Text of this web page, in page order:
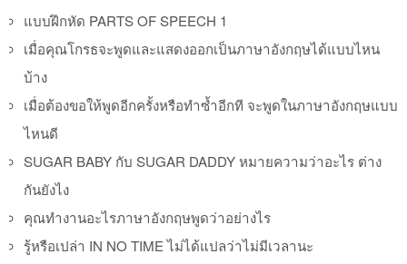
แบบฝึกหัด PARTS OF SPEECH 1
เมื่อคุณโกรธจะพูดและแสดงออกเป็นภาษาอังกฤษได้แบบไหน
บ้าง
เมื่อต้องขอให้พูดอีกครั้งหรือทำซ้ำอีกที จะพูดในภาษาอังกฤษแบบ
ไหนดี
SUGAR BABY กับ SUGAR DADDY หมายความว่าอะไร ต่าง
กันยังไง
คุณทำงานอะไรภาษาอังกฤษพูดว่าอย่างไร
รู้หรือเปล่า IN NO TIME ไม่ได้แปลว่าไม่มีเวลานะ